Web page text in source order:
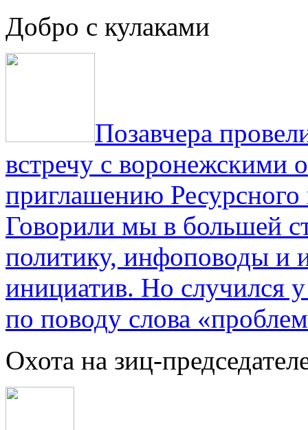
Добро с кулаками
Позавчера
встречу с воронежскими
приглашению
Говорили мы в большей
политику, инфоповоды
инициатив. Но случился
по поводу слова
Охота на зиц-